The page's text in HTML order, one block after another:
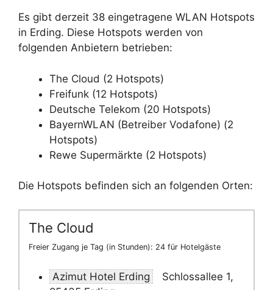
Es gibt derzeit 38 eingetragene WLAN Hotspots
in Erding. Diese Hotspots werden von
folgenden Anbietern betrieben:
The Cloud (2 Hotspots)
Freifunk (12 Hotspots)
Deutsche Telekom (20 Hotspots)
BayernWLAN (Betreiber Vodafone) (2
Hotspots)
Rewe Supermärkte (2 Hotspots)
Die Hotspots befinden sich an folgenden Orten:
The Cloud
Freier Zugang je Tag (in Stunden): 24 für Hotelgäste
Azimut Hotel Erding
Schlossallee 1,